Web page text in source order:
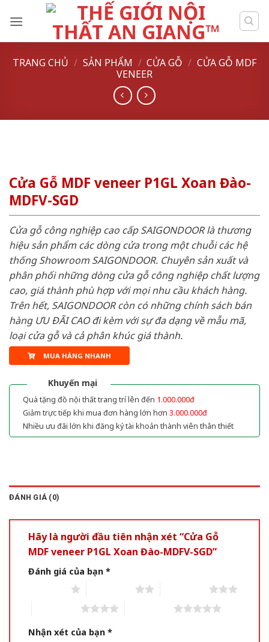
TRANG CHỦ / SẢN PHẨM / CỬA GỖ / CỬA GỖ MDF
VENEER
Cửa Gỗ MDF veneer P1GL Xoan Đào-
MDFV-SGD
Cửa gỗ công nghiệp cao cấp SAIGONDOOR là thương
hiệu sản phẩm các dòng cửa trong một chuỗi các hệ
thống Showroom SAIGONDOOR. Chuyên sản xuất và
phân phối những dòng cửa gỗ công nghiệp chất lượng
cao, giá thành phù hợp với mọi nhu cầu khách hàng.
Trên hết, SAIGONDOOR còn có những chính sách bán
hàng ƯU ĐÃI CAO đi kèm với sự đa dạng về mẫu mã,
loại cửa gỗ và cả phân khúc giá thành.
MUA HÀNG NHANH
Khuyến mại
Quà tặng đồ nội thất trang trí lên đến 1.000.000đ
Giảm trực tiếp khi mua đơn hàng lớn hơn 3.000.000đ
Nhiều ưu đãi lớn khi đăng ký tài khoản thành viên thân thiết
ĐÁNH GIÁ (0)
Hãy là người đầu tiên nhận xét “Cửa Gỗ
MDF veneer P1GL Xoan Đào-MDFV-SGD”
Đánh giá của bạn *
Nhận xét của bạn *